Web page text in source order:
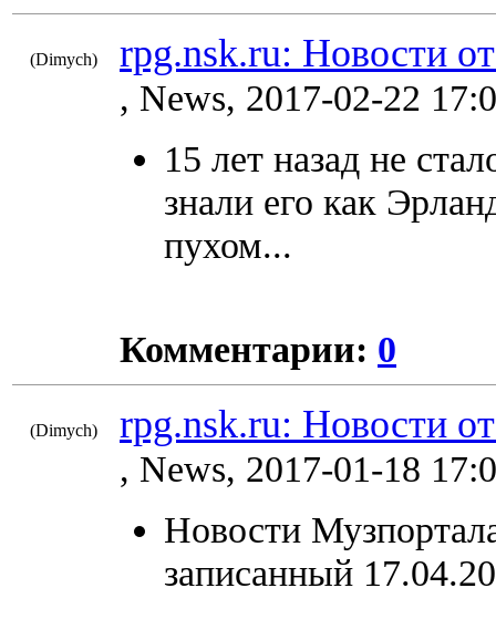
(Dimych) rpg.nsk.ru: Новости
, News, 2017-02-22
15 лет назад не
знали его как
пухом...
Комментарии: 0
(Dimych) rpg.nsk.ru: Новости
, News, 2017-01-18
Новости
записанный